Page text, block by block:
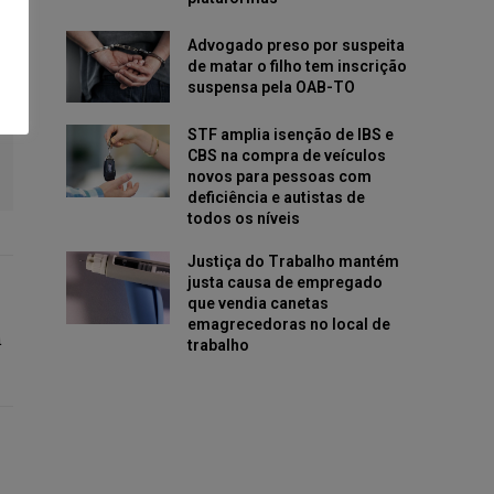
Advogado preso por suspeita
de matar o filho tem inscrição
suspensa pela OAB-TO
STF amplia isenção de IBS e
CBS na compra de veículos
novos para pessoas com
deficiência e autistas de
todos os níveis
Justiça do Trabalho mantém
justa causa de empregado
que vendia canetas
emagrecedoras no local de
trabalho